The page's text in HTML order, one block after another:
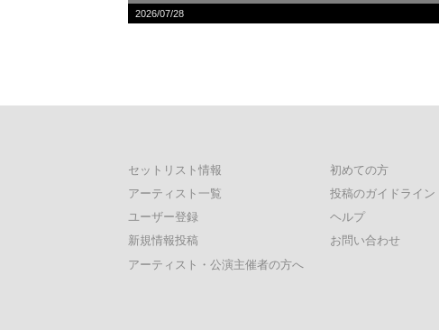
2026/07/28
セットリスト情報
アーティスト一覧
ユーザー登録
新規情報投稿
初めての方
投稿のガイドライン
ヘルプ
お問い合わせ
アーティスト・公演主催者の方へ